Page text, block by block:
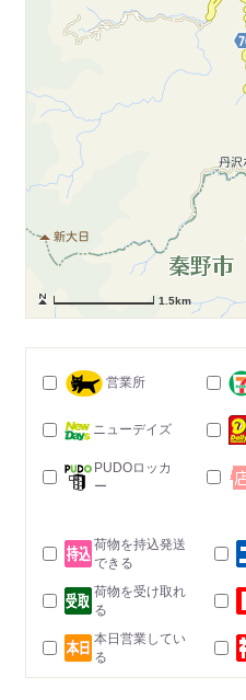
1.5km
営業所
ニューデイズ
PUDOロッカ
ー
荷物を持込発送
できる
荷物を受け取れ
る
本日営業してい
る